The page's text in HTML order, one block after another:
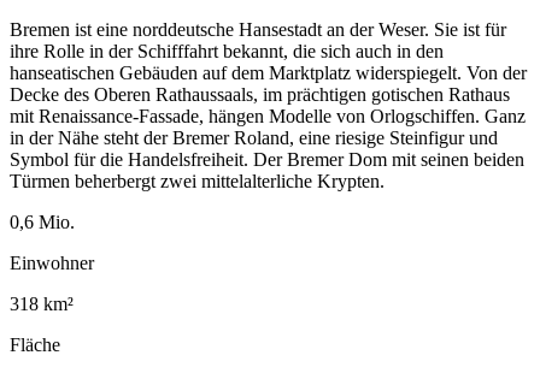
Bremen ist eine norddeutsche Hansestadt an der Weser. Sie ist für
ihre Rolle in der Schifffahrt bekannt, die sich auch in den
hanseatischen Gebäuden auf dem Marktplatz widerspiegelt. Von der
Decke des Oberen Rathaussaals, im prächtigen gotischen Rathaus
mit Renaissance-Fassade, hängen Modelle von Orlogschiffen. Ganz
in der Nähe steht der Bremer Roland, eine riesige Steinfigur und
Symbol für die Handelsfreiheit. Der Bremer Dom mit seinen beiden
Türmen beherbergt zwei mittelalterliche Krypten.
0,6 Mio.
Einwohner
318 km²
Fläche